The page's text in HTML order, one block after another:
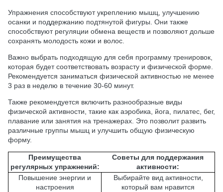
Упражнения способствуют укреплению мышц, улучшению
осанки и поддержанию подтянутой фигуры. Они также
способствуют регуляции обмена веществ и позволяют дольше
сохранять молодость кожи и волос.
Важно выбрать подходящую для себя программу тренировок,
которая будет соответствовать возрасту и физической форме.
Рекомендуется заниматься физической активностью не менее
3 раз в неделю в течение 30-60 минут.
Также рекомендуется включить разнообразные виды
физической активности, такие как аэробика, йога, пилатес, бег,
плавание или занятия на тренажерах. Это позволит развить
различные группы мышц и улучшить общую физическую
форму.
Преимущества
регулярных упражнений:
Советы для поддержания
активности:
Повышение энергии и
настроения
Выбирайте вид активности,
который вам нравится